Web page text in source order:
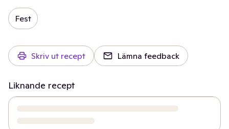
Fest
Skriv ut recept Lämna feedback
Liknande recept